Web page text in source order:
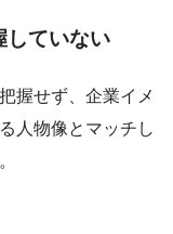
していない
握せず、企業イメ
人物像とマッチし